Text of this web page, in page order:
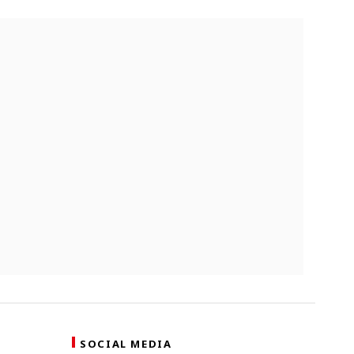
SOCIAL MEDIA